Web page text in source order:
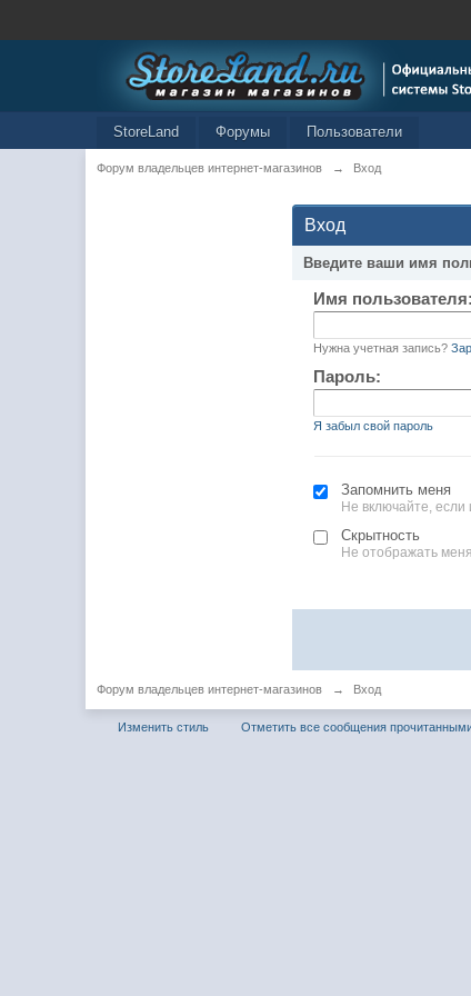
StoreLand Форумы Пользователи
Форум владельцев интернет-магазинов → Вход
Вход
Введите ваши имя
Имя пользователя:
Нужна учетная запись?
Пароль:
Я забыл свой пароль
Запомнить меня
Не включайте,
Скрытность
Не отображать
Форум владельцев интернет-магазинов → Вход
Изменить стиль Отметить все сообщения